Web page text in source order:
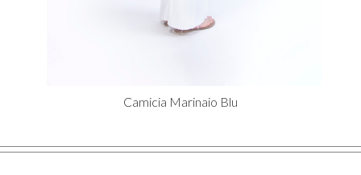
Camicia Marinaio Blu